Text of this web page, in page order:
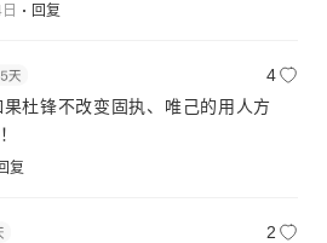
回复
4
杜锋不改变固执、唯己的用人方
复
2